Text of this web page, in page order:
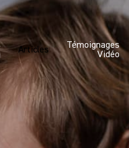
Articles
Témoignages
Vidéo